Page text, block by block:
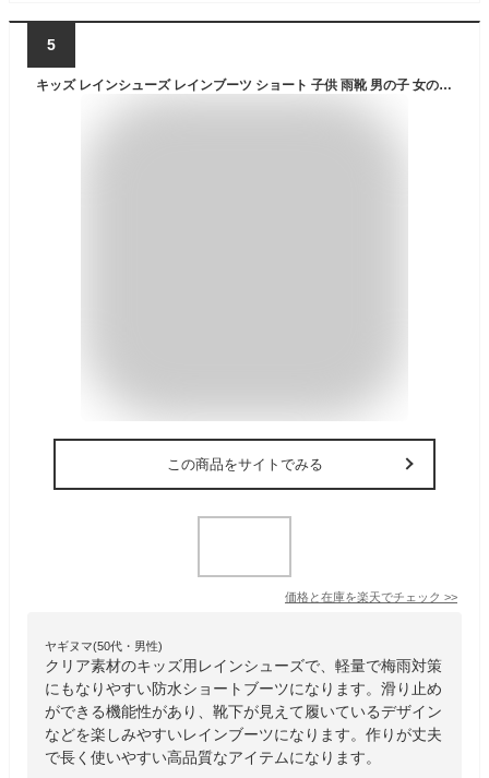
5
キッズ レインシューズ レインブーツ ショート 子供 雨靴 男の子 女の子 ブーツ 雨の日 子供靴 梅雨対策 軽量 子供靴 防水 子ども ショートブーツ サメ 半透明 かわいい 男女兼用 梅雨 雪遊び 雨具 イエロー 滑り止め 軽量 通園 通学 幼稚園 保育園
この商品をサイトでみる
価格と在庫を楽天でチェック >>
ヤギヌマ(50代・男性)
クリア素材のキッズ用レインシューズで、軽量で梅雨対策
にもなりやすい防水ショートブーツになります。滑り止め
ができる機能性があり、靴下が見えて履いているデザイン
などを楽しみやすいレインブーツになります。作りが丈夫
で長く使いやすい高品質なアイテムになります。